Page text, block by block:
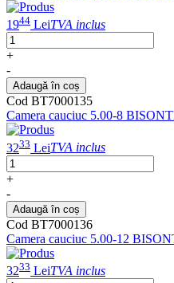
1944 LeiTVA inclus
+
-
Adaugă în coș
Cod BT7000135
Camera cauciuc 5.00-8
3233 LeiTVA inclus
+
-
Adaugă în coș
Cod BT7000136
Camera cauciuc 5.00-12
3233 LeiTVA inclus